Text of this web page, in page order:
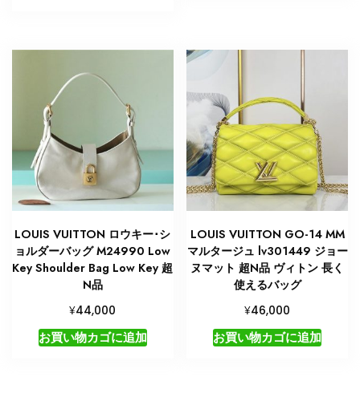
LOUIS VUITTON ロウキー･シ
ョルダーバッグ M24990 Low
Key Shoulder Bag Low Key 超
N品
¥44,000
お買い物カゴに追加
LOUIS VUITTON GO-14 MM
マルタージュ lv301449 ジョー
ヌマット 超N品 ヴィトン 長く
使えるバッグ
¥46,000
お買い物カゴに追加